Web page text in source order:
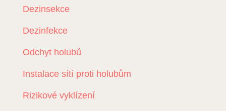
Dezinsekce
Dezinfekce
Odchyt holubů
Instalace sítí proti holubům
Rizikové vyklízení